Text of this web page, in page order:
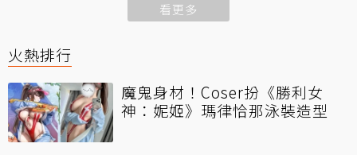
看更多
火熱排行
魔鬼身材！Coser扮《勝利女
神：妮姬》瑪律恰那泳裝造型